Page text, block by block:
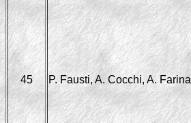
45 P. Fausti, A. Cocchi, A. Farina